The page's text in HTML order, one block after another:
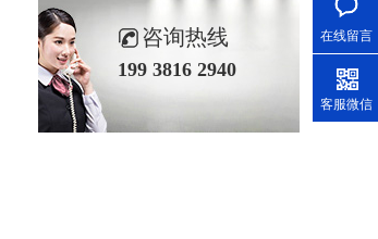
咨询热线
199 3816 2940
在线留言
客服微信